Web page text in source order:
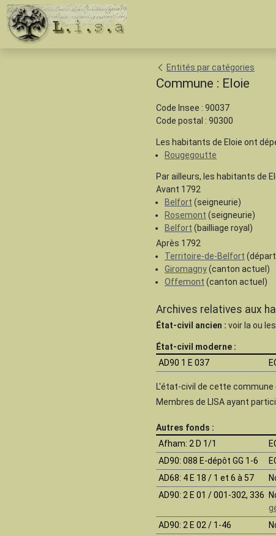
Entités par catégories
Commune : Eloie
Code Insee : 90037
Code postal : 90300
Les habitants de Eloie ont
Rougegoutte
Par ailleurs, les habitants de
Avant 1792
Belfort (seigneurie)
Rosemont (seigneurie)
Belfort (bailliage royal)
Après 1792
Territoire-de-Belfort
Giromagny(canton actuel)
Offemont (canton actuel)
Archives relatives aux
État-civil ancien : voir la ou
État-civil moderne :
AD90 1 E 037
L'état-civil de cette commune
Membres de LISA ayant
Autres fonds :
Afham: 2 D 1/1
AD90: 088 E-dépôt GG 1-6
AD68: 4 E 18 / 1 et 6 à 57
AD90: 2 E 01 / 001-302, 336
AD90: 2 E 02 / 1-46